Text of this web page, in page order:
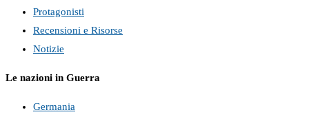
Protagonisti
Recensioni e Risorse
Notizie
Le nazioni in Guerra
Germania